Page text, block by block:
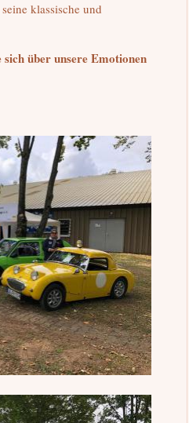
klassische und
über unsere Emotionen